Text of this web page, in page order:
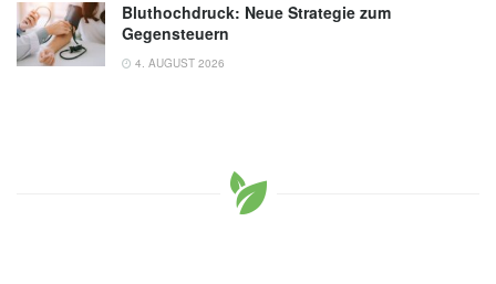
Bluthochdruck: Neue Strategie zum
Gegensteuern
4. AUGUST 2026